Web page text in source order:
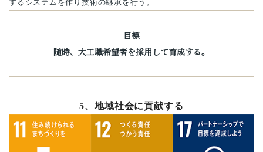
するシステムを作り技術の継承を行う。
目標
随時、大工職希望者を採用して育成する。
5、地域社会に貢献する